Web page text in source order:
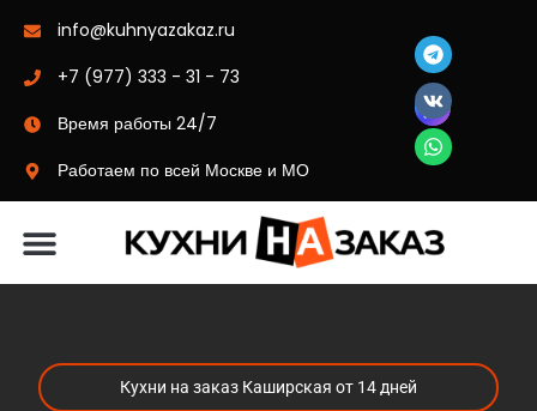
info@kuhnyazakaz.ru
+7 (977) 333 - 31 - 73
Время работы 24/7
Работаем по всей Москве и МО
Кухни на заказ Каширская от 14 дней